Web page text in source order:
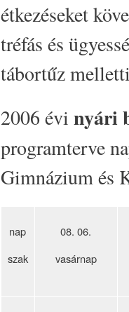
étkezéseket
tréfás és
tábortűz
2006 évi nyári
programterve
Gimnázium és
nap
szak
08. 06.
vasárnap